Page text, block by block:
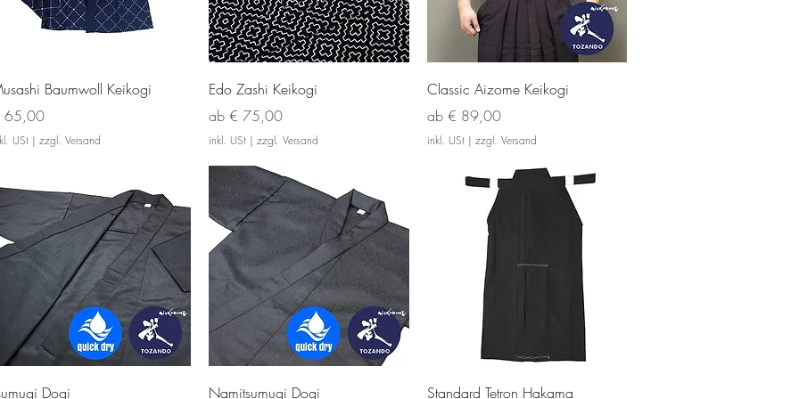
Schnellansicht
Baumwoll Keikogi
65,00
USt| zzgl. Versand
Schnellansicht
Edo Zashi Keikogi
ab € 75,00
Sale-Preis
inkl. USt | zzgl. Versand
Schnellansicht
Classic Aizome Keikogi
ab € 89,00
Sale-Preis
inkl. USt| zzgl. Versand
Schnellansicht
Dogi
Schnellansicht
Namitsumugi Dogi
Schnellansicht
Standard Tetron Hakama